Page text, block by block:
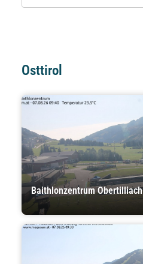
Osttirol
Baithlonzentrum Obertilliach